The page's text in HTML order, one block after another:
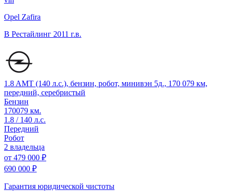
Opel Zafira
B Рестайлинг 2011 г.в.
1.8 AMT (140 л.с.), бензин, робот, минивэн 5д., 170 079 км,
передний, серебристый
Бензин
170079 км.
1.8 / 140 л.с.
Передний
Робот
2 владельца
от 479 000 ₽
690 000 ₽
Гарантия юридической чистоты